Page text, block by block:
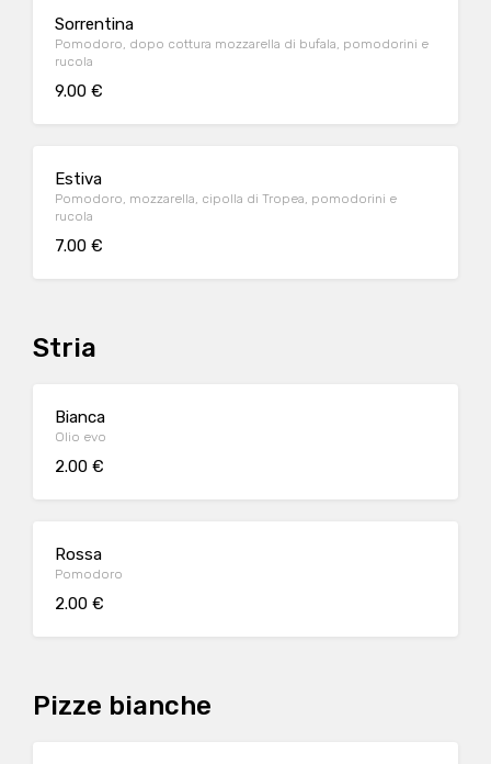
Sorrentina
Pomodoro, dopo cottura mozzarella di bufala, pomodorini e
rucola
9.00 €
Estiva
Pomodoro, mozzarella, cipolla di Tropea, pomodorini e
rucola
7.00 €
Stria
Bianca
Olio evo
2.00 €
Rossa
Pomodoro
2.00 €
Pizze bianche